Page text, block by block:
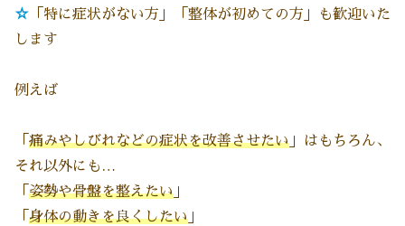
☆ 「特に症状がない方」「整体が初めての方」も歓迎いた
します
例えば
「 痛みやしびれなどの症状を改善させたい 」はもちろん、
それ以外にも…
「 姿勢や骨盤を整えたい 」
「 身体の動きを良くしたい 」